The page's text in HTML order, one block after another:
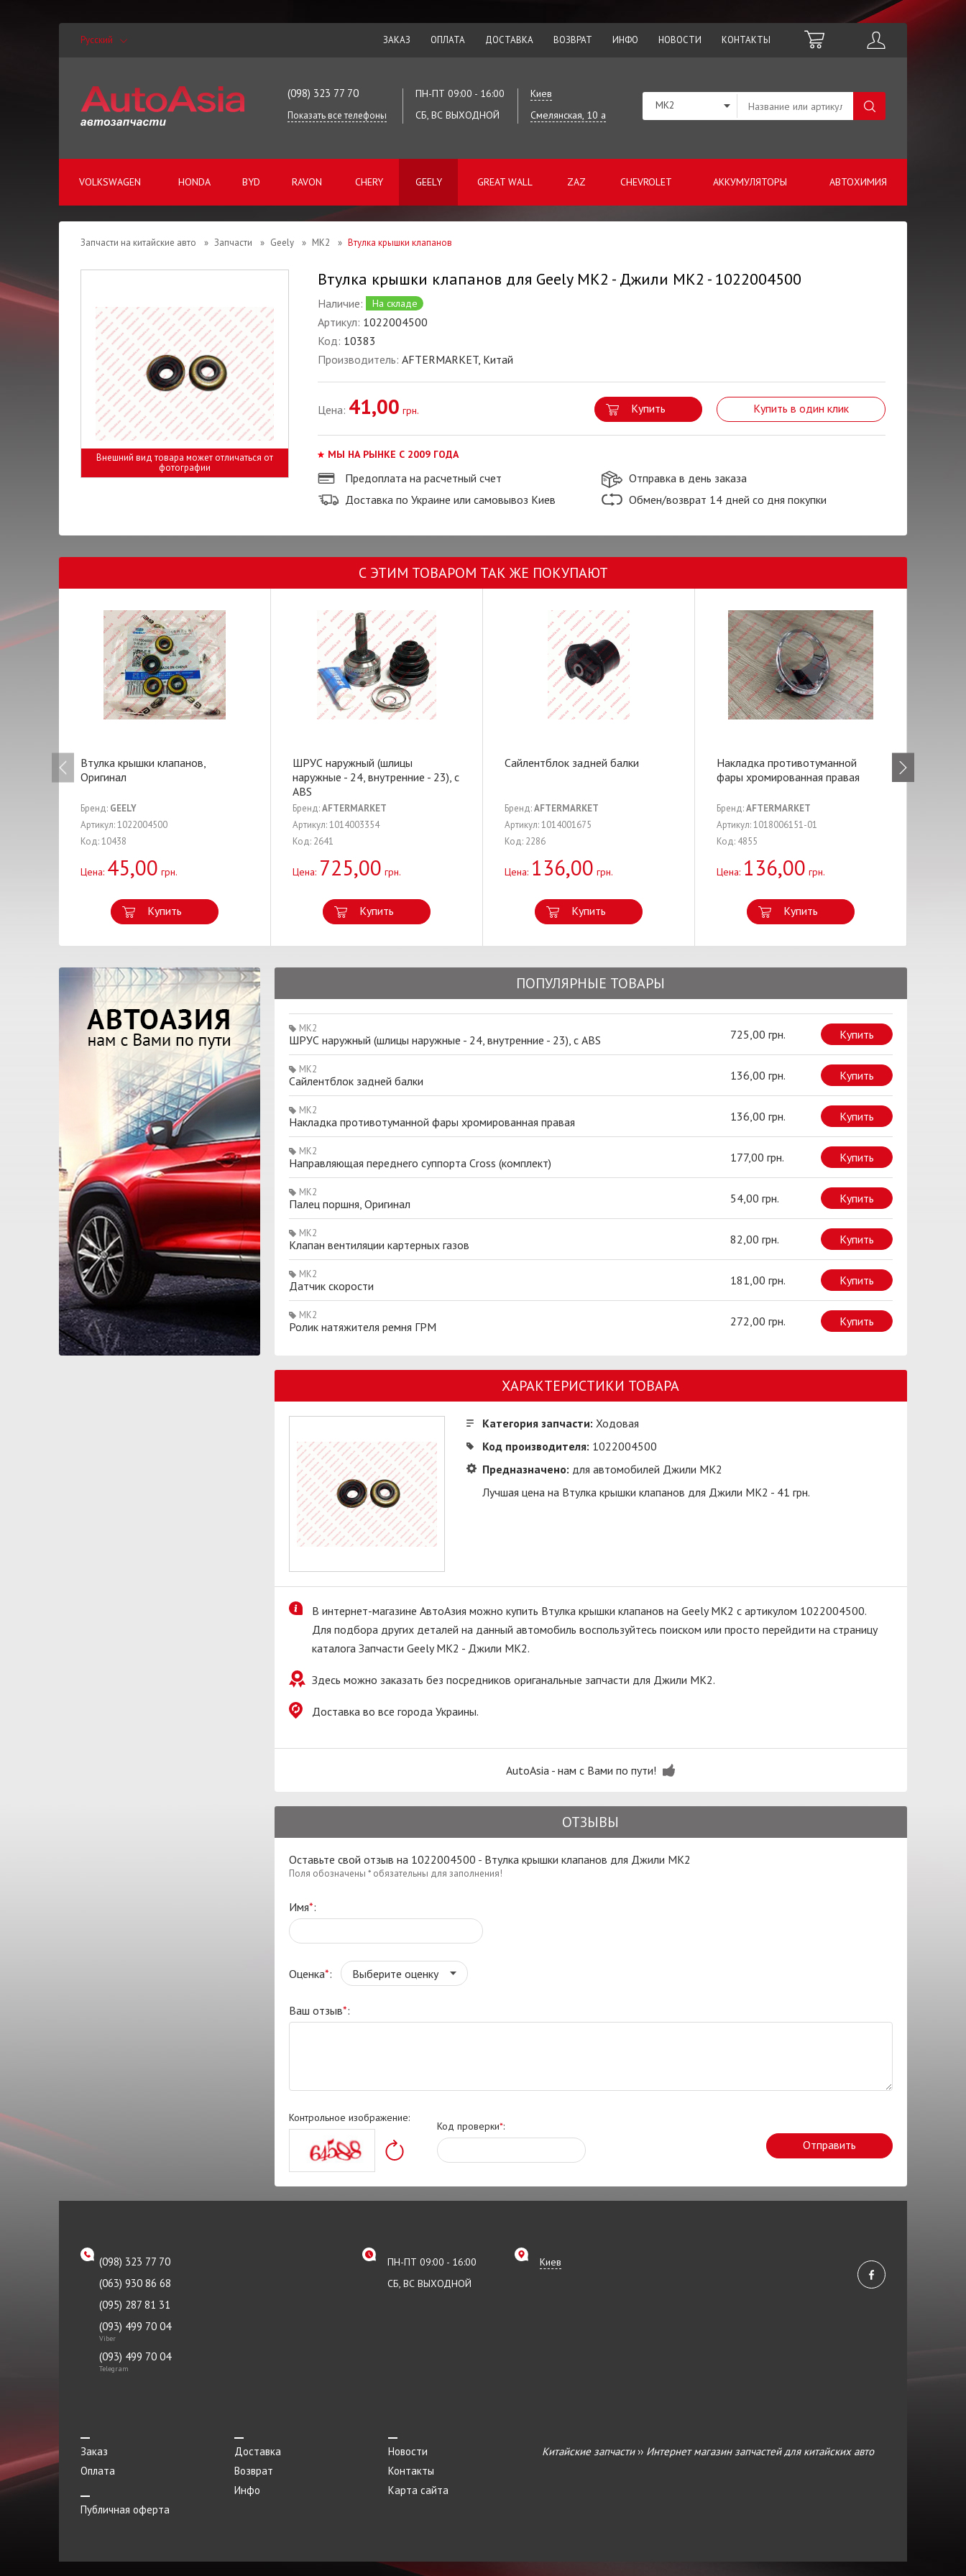
Русский ЗАКАЗ ОПЛАТА ДОСТАВКА ВОЗВРАТ ИНФО НОВОСТИ КОНТАКТЫ
(098) 323 77 70
Показать все телефоны
ПН-ПТ 09:00 - 16:00
СБ, ВС ВЫХОДНОЙ
Киев
Смелянская, 10 а
VOLKSWAGEN HONDA BYD RAVON CHERY GEELY GREAT WALL ZAZ CHEVROLET АККУМУЛЯТОРЫ АВТОХИМИЯ
MK2
Запчасти на китайские авто » Запчасти » Geely » MK2 » Втулка крышки клапанов
Внешний вид товара может отличаться от
фотографии
Втулка крышки клапанов для Geely MK2 - Джили МК2 - 1022004500
Наличие: На складе
Артикул: 1022004500
Код: 10383
Производитель: AFTERMARKET, Китай
Цена: 41,00 грн. Купить Купить в один клик
МЫ НА РЫНКЕ С 2009 ГОДА
Предоплата на расчетный счет
Отправка в день заказа
Доставка по Украине или самовывоз Киев
Обмен/возврат 14 дней со дня покупки
С ЭТИМ ТОВАРОМ ТАК ЖЕ ПОКУПАЮТ
Втулка крышки клапанов,
Оригинал
Бренд: GEELY
Артикул: 1022004500
Код: 10438
Цена: 45,00 грн.
Купить
ШРУС наружный (шлицы
наружные - 24, внутренние - 23), с
ABS
Бренд:AFTERMARKET
Артикул: 1014003354
Код: 2641
Цена: 725,00 грн.
Купить
Сайлентблок задней балки
Бренд:AFTERMARKET
Артикул: 1014001675
Код: 2286
Цена: 136,00 грн.
Купить
Накладка противотуманной
фары хромированная правая
Бренд:AFTERMARKET
Артикул: 1018006151-01
Код: 4855
Цена: 136,00 грн.
Купить
ПОПУЛЯРНЫЕ ТОВАРЫ
MK2
ШРУС наружный (шлицы наружные - 24, внутренние - 23), с ABS 725,00 грн. Купить
MK2
Сайлентблок задней балки 136,00 грн. Купить
MK2
Накладка противотуманной фары хромированная правая 136,00 грн. Купить
MK2
Направляющая переднего суппорта Cross (комплект) 177,00 грн. Купить
MK2
Палец поршня, Оригинал 54,00 грн. Купить
MK2
Клапан вентиляции картерных газов 82,00 грн. Купить
MK2
Датчик скорости 181,00 грн. Купить
MK2
Ролик натяжителя ремня ГРМ 272,00 грн. Купить
ХАРАКТЕРИСТИКИ ТОВАРА
Категория запчасти: Ходовая
Код производителя: 1022004500
Предназначено: для автомобилей Джили МК2
Лучшая цена на Втулка крышки клапанов для Джили МК2 - 41 грн.
В интернет-магазине АвтоАзия можно купить Втулка крышки клапанов на Geely MK2 с артикулом 1022004500.
Для подбора других деталей на данный автомобиль воспользуйтесь поиском или просто перейдити на страницу
каталога Запчасти Geely MK2 - Джили МК2.
Здесь можно заказать без посредников ориганальные запчасти для Джили МК2.
Доставка во все города Украины.
AutoAsia - нам с Вами по пути!
ОТЗЫВЫ
Оставьте свой отзыв на 1022004500 - Втулка крышки клапанов для Джили МК2
Поля обозначены * обязательны для заполнения!
Имя*:
Оценка*:
Ваш отзыв*:
Контрольное изображение:
Код проверки*:
Отправить
(098) 323 77 70
(063) 930 86 68
(095) 287 81 31
(093) 499 70 04
Viber
(093) 499 70 04
Telegram
ПН-ПТ 09:00 - 16:00
СБ, ВС ВЫХОДНОЙ
Киев
Заказ
Оплата
Доставка
Возврат
Инфо
Новости
Контакты
Карта сайта
Публичная оферта
Китайские запчасти›› Интернет магазин запчастей для китайских авто